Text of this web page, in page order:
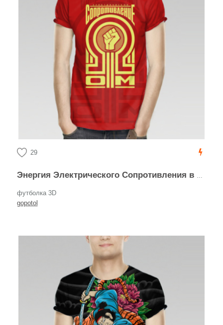
29
Энергия Электрического Сопротивления в Конструктивизме
футболка 3D
gopotol